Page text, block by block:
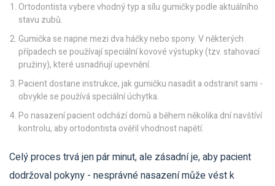
Ortodontista vybere vhodný typ a sílu gumičky podle aktuálního
stavu zubů.
Gumička se napne mezi dva háčky nebo spony. V některých
případech se používají speciální kovové výstupky (tzv. stahovací
pružiny), které usnadňují upevnění.
Pacient dostane instrukce, jak gumičku nasadit a odstranit sami -
obvykle se používá speciální úchytka.
Po nasazení pacient odchází domů a během několika dní navštíví
kontrolu, aby ortodontista ověřil vhodnost napětí.
Celý proces trvá jen pár minut, ale zásadní je, aby pacient
dodržoval pokyny - nesprávné nasazení může vést k